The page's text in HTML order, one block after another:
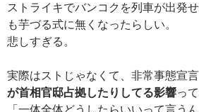
ストライキでバンコクを列車が出発
も芋づる式に無くなったらしい。
悲しすぎる。
実際はストじゃなくて、非常事態宣
が首相官邸占拠したりしてる影響っ
「一体全体どうしたらいいって言うん